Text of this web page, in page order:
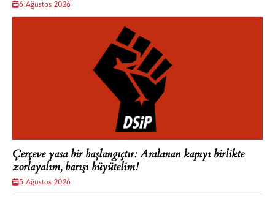
6 Ağustos 2026
Çerçeve yasa bir başlangıçtır: Aralanan kapıyı birlikte
zorlayalım, barışı büyütelim!
5 Ağustos 2026